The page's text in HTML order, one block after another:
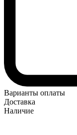
Варианты оплаты
Доставка
Наличие